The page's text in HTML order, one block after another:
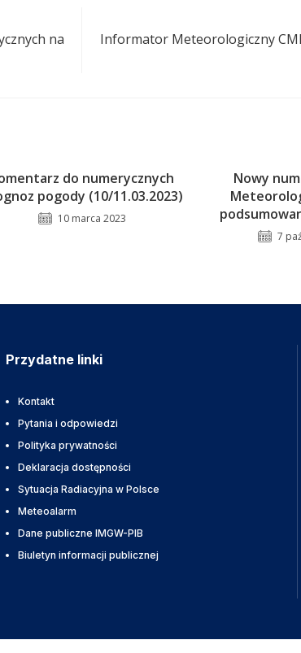
na
Informator Meteorologiczny
do numerycznych
pogody (10/11.03.2023)
10 marca 2023
Nowy
7
Przydatne linki
Kontakt
Pytania i odpowiedzi
Polityka prywatności
Deklaracja dostępności
Sytuacja Radiacyjna w Polsce
Meteoalarm
Dane publiczne IMGW-PIB
Biuletyn informacji publicznej